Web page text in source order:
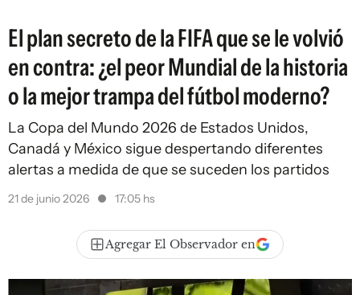
El plan secreto de la FIFA que se le volvió
en contra: ¿el peor Mundial de la historia
o la mejor trampa del fútbol moderno?
La Copa del Mundo 2026 de Estados Unidos,
Canadá y México sigue despertando diferentes
alertas a medida de que se suceden los partidos
21 de junio 2026 17:05 hs
Agregar El Observador en